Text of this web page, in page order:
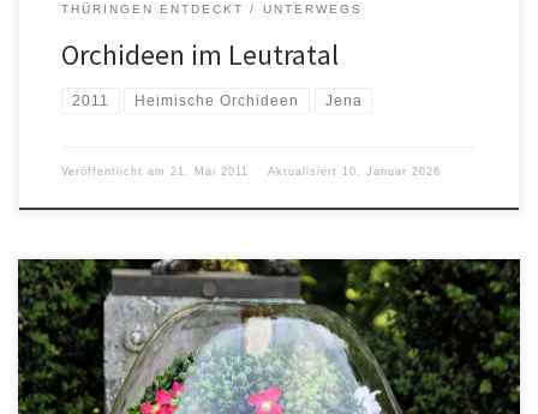
THÜRINGEN ENTDECKT UNTERWEGS
Orchideen im Leutratal
2011 Heimische Orchideen Jena
Veröffentlicht am 21. Mai 2011 Aktualisiert 10. Januar 2026
Altensteiner Park, Schloss Altenstein, mini-a-thür, Landestheater